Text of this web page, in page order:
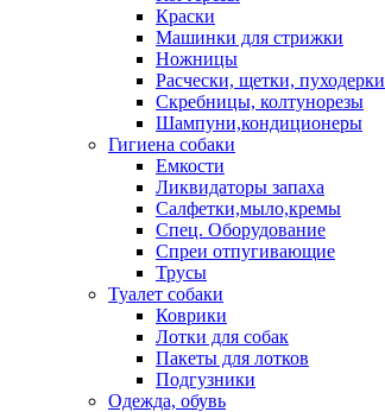
Краски
Машинки для стрижки
Ножницы
Расчески, щетки, пуходерки
Скребницы, колтунорезы
Шампуни,кондиционеры
Гигиена собаки
Емкости
Ликвидаторы запаха
Салфетки,мыло,кремы
Спец. Оборудование
Спреи отпугивающие
Трусы
Туалет собаки
Коврики
Лотки для собак
Пакеты для лотков
Подгузники
Одежда, обувь